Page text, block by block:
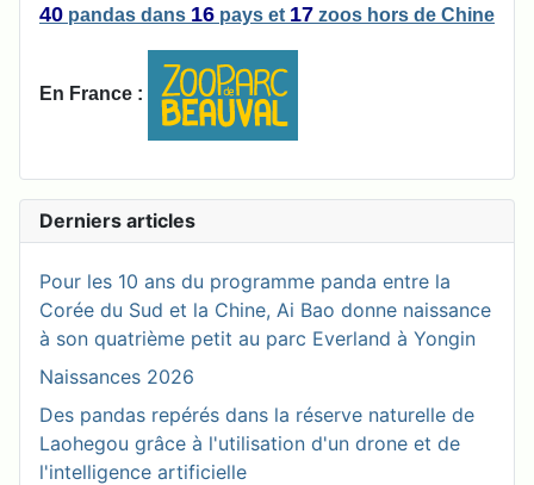
40 pandas dans 16 pays et 17 zoos hors de Chine
En France :
Derniers articles
Pour les 10 ans du programme panda entre la
Corée du Sud et la Chine, Ai Bao donne naissance
à son quatrième petit au parc Everland à Yongin
Naissances 2026
Des pandas repérés dans la réserve naturelle de
Laohegou grâce à l'utilisation d'un drone et de
l'intelligence artificielle